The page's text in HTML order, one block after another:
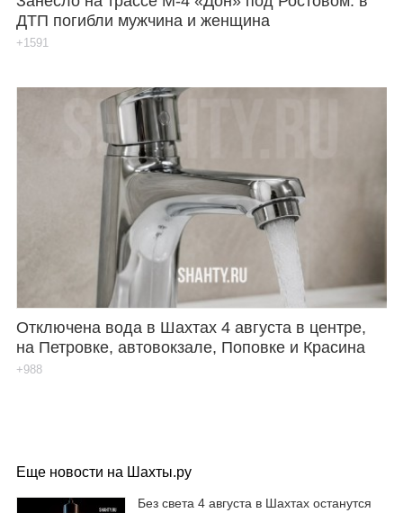
ДТП погибли мужчина и женщина
+1591
Отключена вода в Шахтах 4 августа в центре,
на Петровке, автовокзале, Поповке и Красина
+988
Еще новости на Шахты.ру
Без света 4 августа в Шахтах останутся